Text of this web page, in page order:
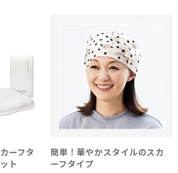
ーフタ
ト
簡単！華やかスタイルのスカ
ーフタイプ